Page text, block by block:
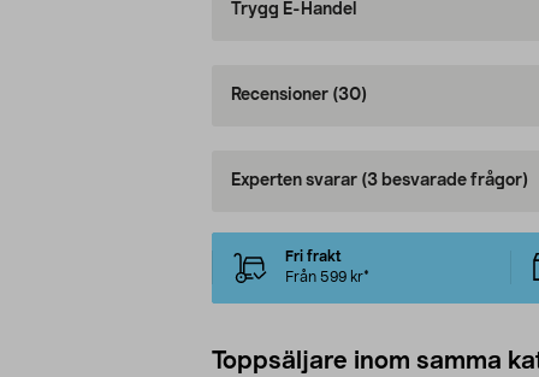
Trygg E-Handel
Recensioner (30)
Experten svarar (3 besvarade frågor)
Fri frakt
Från 599 kr*
Toppsäljare inom samma